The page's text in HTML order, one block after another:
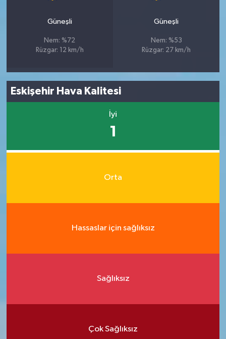
Güneşli
Nem: %72
Rüzgar: 12 km/h
Güneşli
Nem: %53
Rüzgar: 27 km/h
Eskişehir Hava Kalitesi
İyi
1
Orta
Hassaslar için sağlıksız
Sağlıksız
Çok Sağlıksız